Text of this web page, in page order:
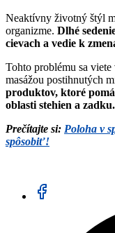
Neaktívny životný štýl
organizme. Dlhé
cievach a vedie k
Tohto problému sa
masážou postihnutých
produktov, ktoré
oblasti stehien a zadku.
Prečítajte si: Poloha v
spôsobiť!